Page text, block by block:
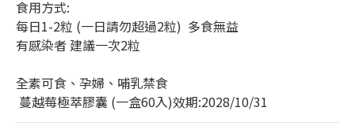
食用方式:
每日1-2粒 (一日請勿超過2粒)  多食無益
有感染者 建議一次2粒
全素可食、孕婦、哺乳禁食
蔓越莓極萃膠囊 (一盒60入)效期:2028/10/31